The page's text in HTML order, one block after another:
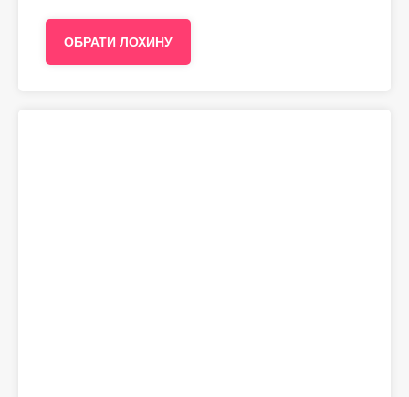
ОБРАТИ ЛОХИНУ